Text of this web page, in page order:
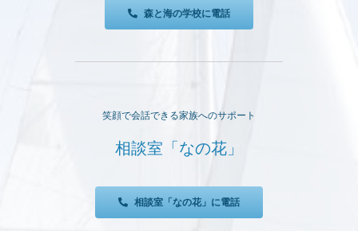
森と海の学校に電話
笑顔で会話できる家族へのサポート
相談室「なの花」
相談室「なの花」に電話